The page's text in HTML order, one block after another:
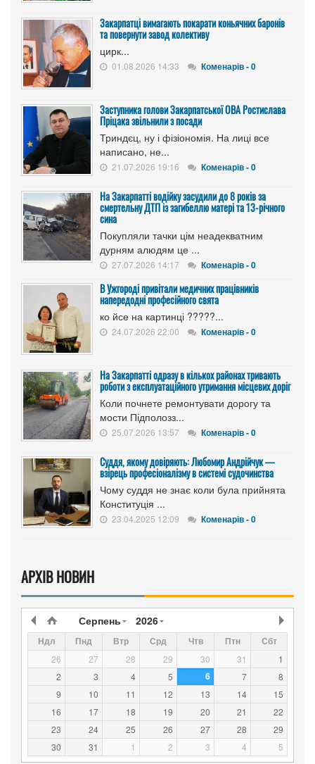
Закарпатці вимагають покарати коньячних баронів
та повернути завод колективу
цирк...
01.08.2026 14:33 Коменарів - 0
Заступника голови Закарпатської ОВА Ростислава
Пріцака звільнили з посади
Триндєц, ну і фізіономія. На лиці все
написано, не...
21.07.2026 19:16 Коменарів - 0
На Закарпатті водійку засудили до 8 років за
смертельну ДТП із загибеллю матері та 13-річного
сина
Покупляли тачки цім неадекватним
дурням алюдям це ...
27.07.2026 14:17 Коменарів - 0
В Ужгороді привітали медичних працівників
напередодні професійного свята
ко йсе на картинці ?????...
24.07.2026 22:00 Коменарів - 0
На Закарпатті одразу в кількох районах тривають
роботи з експлуатаційного утримання місцевих доріг
Коли почнете ремонтувати дорогу та
мости Підполозз...
25.07.2026 13:57 Коменарів - 0
Суддя, якому довіряють: Любомир Андрійчук —
взірець професіоналізму в системі судочинства
Чому суддя не знає коли була прийнята
Конституція ...
23.04.2025 12:09 Коменарів - 0
АРХІВ НОВИН
Серпень 2026
Ндл Пнд Втр Срд Чтв Птн Сбт
26 27 28 29 30 31
1
2
3 4 5 6 7
8
9
10 11 12 13 14
15
16
17 18 19 20 21
22
23
24 25 26 27 28
29
30
31 1 2 3 4 5